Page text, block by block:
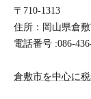
〒710-1313
住所：岡山県倉
電話番号 :086-
倉敷市を中心に